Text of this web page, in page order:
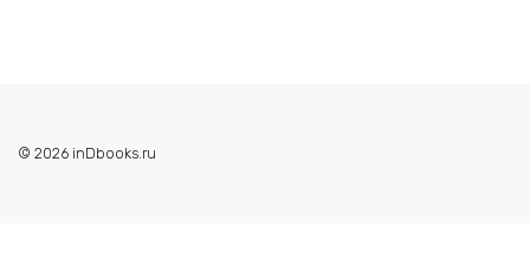
© 2026 inDbooks.ru